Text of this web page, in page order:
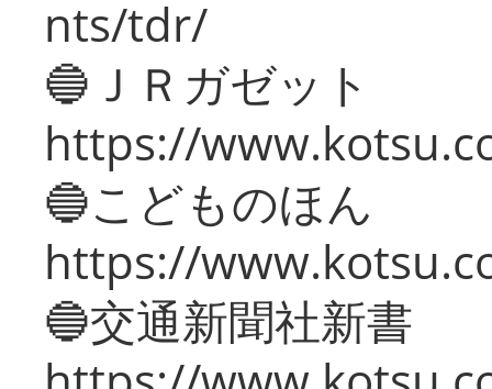
nts/tdr/
🔵ＪＲガゼット
https://
🔵こどものほん
https://
🔵交通新聞社新書